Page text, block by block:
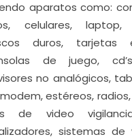
aparatos como:
celulares, laptop,
duros, tarjetas
de juego,
no analógicos,
estéreos,
de video
sistemas de